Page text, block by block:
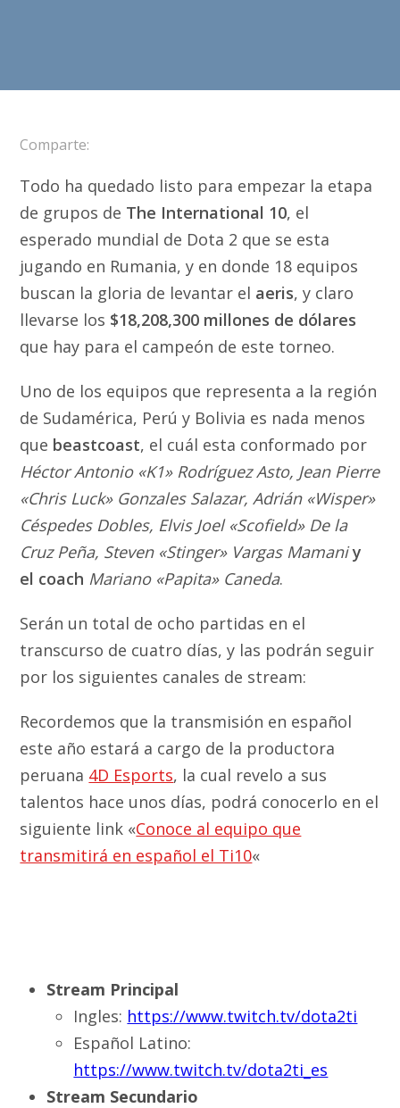
Comparte:
Todo ha quedado listo para empezar la etapa
de grupos de The International 10, el
esperado mundial de Dota 2 que se esta
jugando en Rumania, y en donde 18 equipos
buscan la gloria de levantar el aeris, y claro
llevarse los $18,208,300 millones de dólares
que hay para el campeón de este torneo.
Uno de los equipos que representa a la región
de Sudamérica, Perú y Bolivia es nada menos
que beastcoast, el cuál esta conformado por
Héctor Antonio «K1» Rodríguez Asto, Jean Pierre
«Chris Luck» Gonzales Salazar, Adrián «Wisper»
Céspedes Dobles, Elvis Joel «Scofield» De la
Cruz Peña, Steven «Stinger» Vargas Mamani y
el coach Mariano «Papita» Caneda.
Serán un total de ocho partidas en el
transcurso de cuatro días, y las podrán seguir
por los siguientes canales de stream:
Recordemos que la transmisión en español
este año estará a cargo de la productora
peruana 4D Esports, la cual revelo a sus
talentos hace unos días, podrá conocerlo en el
siguiente link «Conoce al equipo que
transmitirá en español el Ti10«
Stream Principal
Ingles: https://www.twitch.tv/dota2ti
Español Latino:
https://www.twitch.tv/dota2ti_es
Stream Secundario